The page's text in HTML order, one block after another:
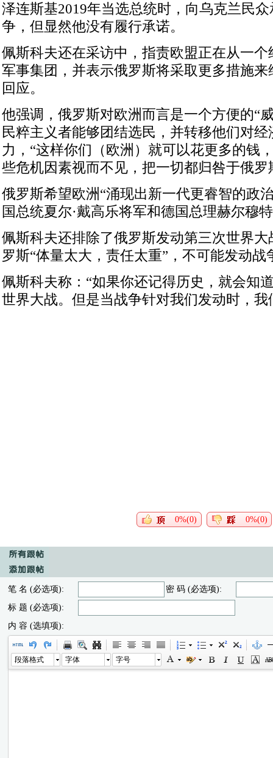
泽连斯基2019年当选总统时，向乌克兰民
争，但显然他没有履行承诺。
佩斯科夫还在采访中，指责欧盟正在从一
军事集团，并表示俄罗斯将采取更多措施
回应。
他强调，俄罗斯对欧洲而言是一个方便的“
民粹主义者能够团结选民，并转移他们对
力，“这样你们（欧洲）就可以花更多的钱
些危机因素视而不见，把一切都归咎于俄罗
俄罗斯希望欧洲“涌现出新一代更睿智的政
国总统夏尔·戴高乐将军和德国总理赫尔穆
佩斯科夫还排除了俄罗斯发动第三次世界
罗斯“体量太大，责任太重”，不可能发动战
佩斯科夫称：“如果你还记得历史，就会知
世界大战。但是当战争针对我们发动时，我
0%(0) 0%(0)
笔 名 (必选项):
密 码 (必选项):
标 题 (必选项):
内 容 (选填项):
段落格式 字体 字号